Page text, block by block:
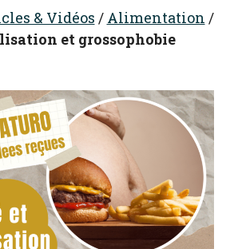
& Vidéos / Alimentation /
et grossophobie